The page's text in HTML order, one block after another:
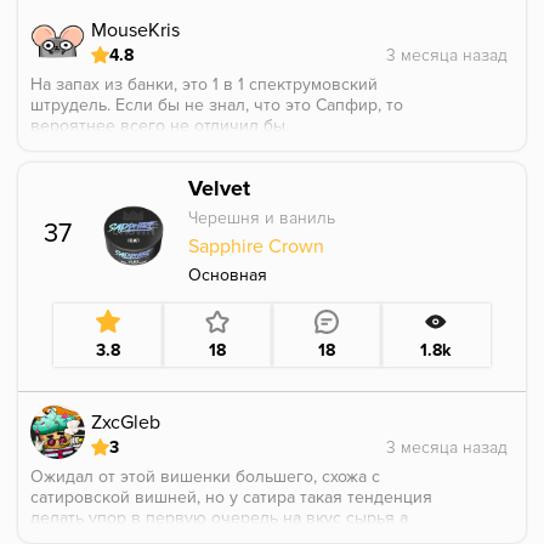
MouseKris
4.8
На запах из банки, это 1 в 1 спектрумовский
штрудель. Если бы не знал, что это Сапфир, то
вероятнее всего не отличил бы.
Возможно, есть какие-то отличия в тонкостях, но для
меня, это Спектрумовский штрудель.
С дополнением, в виде ноток аниса и лакрицы.
37
Velvet
Черешня и ваниль
Sapphire Crown
Основная
3.8 18 18 1.8k
ZxcGleb
3
Ожидал от этой вишенки большего, схожа с
сатировской вишней, но у сатира такая тенденция
делать упор в первую очередь на вкус сырья а